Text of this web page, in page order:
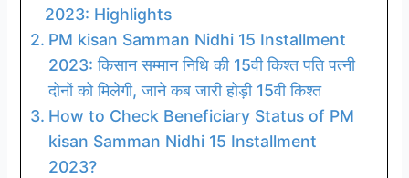
2023: Highlights
PM kisan Samman Nidhi 15 Installment
2023: किसान सम्मान निधि की 15वी किश्त पति पत्नी
दोनों को मिलेगी, जाने कब जारी होड़ी 15वी किश्त
How to Check Beneficiary Status of PM
kisan Samman Nidhi 15 Installment
2023?